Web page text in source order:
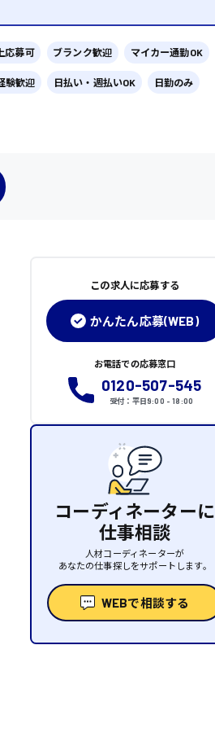
応募可 ブランク歓迎 マイカー通勤OK
験歓迎 日払い・週払いOK 日勤のみ
この求人に応募する
かんたん応募(WEB)
お電話での応募窓口
0120-507-545
受付：平日9:00 - 18:00
コーディネーターに
仕事相談
人材コーディネーターが
あなたの仕事探しをサポートします。
WEBで相談する